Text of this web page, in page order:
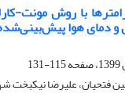
با روش مونت-
115-131
فتحیان، علیرضا نیکبخت